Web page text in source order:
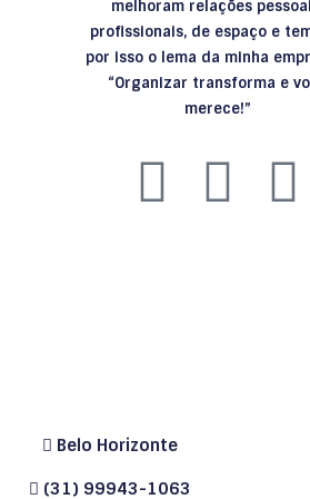
melhoram relações
profissionais, de espaço e
por isso o lema da minha
“Organizar transforma e
merece!”
Belo Horizonte
(31) 99943-1063